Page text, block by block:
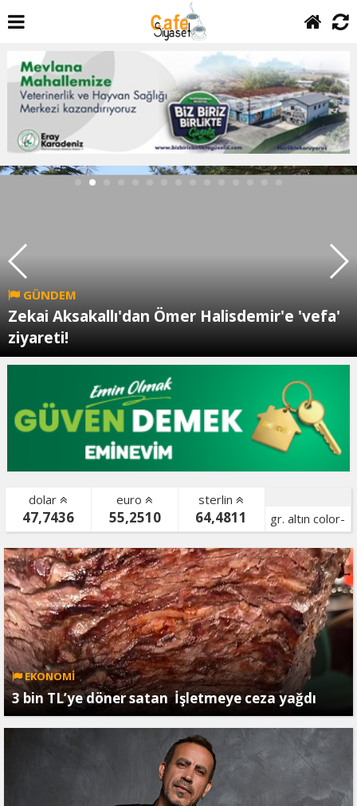
GÜNDEM
Zekai Aksakallı'dan Ömer Halisdemir'e 'vefa'
ziyareti!
dolar
47,7436
euro
55,2510
sterlin
64,4811
gr. altın color-
bist color-
EKONOMİ
3 bin TL’ye döner satan İşletmeye ceza yağdı